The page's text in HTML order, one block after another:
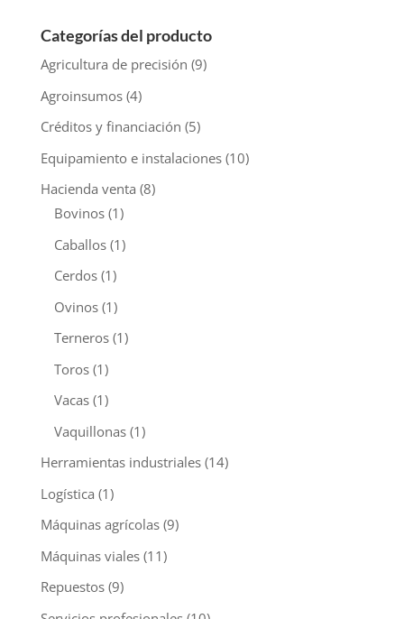
Categorías del producto
Agricultura de precisión (9)
Agroinsumos (4)
Créditos y financiación (5)
Equipamiento e instalaciones (10)
Hacienda venta (8)
Bovinos (1)
Caballos (1)
Cerdos (1)
Ovinos (1)
Terneros (1)
Toros (1)
Vacas (1)
Vaquillonas (1)
Herramientas industriales (14)
Logística (1)
Máquinas agrícolas (9)
Máquinas viales (11)
Repuestos (9)